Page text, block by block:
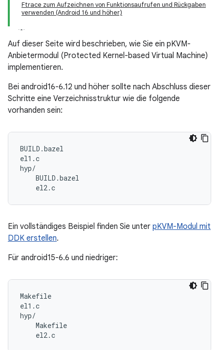
Ftrace zum Aufzeichnen von Funktionsaufrufen und Rückgaben
verwenden (Android 16 und höher)
Auf dieser Seite wird beschrieben, wie Sie ein pKVM-
Anbietermodul (Protected Kernel-based Virtual Machine)
implementieren.
Bei android16-6.12 und höher sollte nach Abschluss dieser
Schritte eine Verzeichnisstruktur wie die folgende
vorhanden sein:
BUILD.bazel
el1.c
hyp/
    BUILD.bazel
Ein vollständiges Beispiel finden Sie unter pKVM-Modul mit
DDK erstellen.
Für android15-6.6 und niedriger:
Makefile
el1.c
hyp/
    Makefile